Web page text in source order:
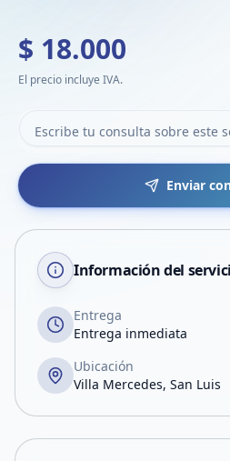
$ 18.000
El precio incluye IVA.
Enviar
Información del
Entrega
Entrega inmediata
Ubicación
Villa Mercedes, San Luis